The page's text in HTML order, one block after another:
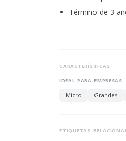
Término de 3
CARACTERÍSTICAS
IDEAL PARA EMPRESAS
Micro Grandes
ETIQUETAS